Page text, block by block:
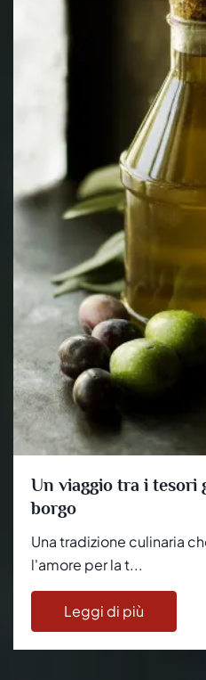
Un viaggio tra i tesori
borgo
Una tradizione culinaria
l'amore per la t...
Leggi di più